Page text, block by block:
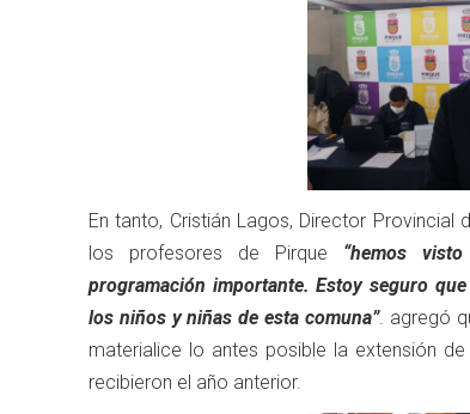
En tanto, Cristián Lagos, Director
los profesores de Pirque “hemos
programación importante. Estoy seguro
los niños y niñas de esta comuna”. agregó
materialice lo antes posible la extensión
recibieron el año anterior.